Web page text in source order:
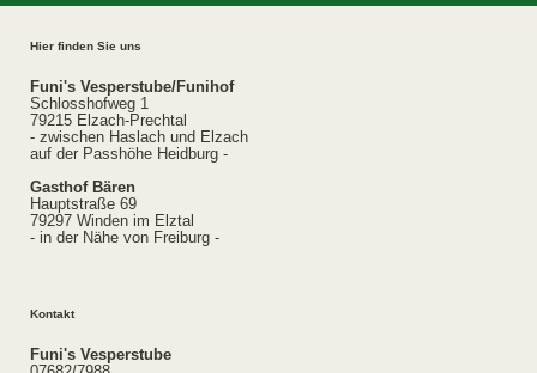
Hier finden Sie uns
Funi's Vesperstube/Funihof
Schlosshofweg 1
79215 Elzach-Prechtal
- zwischen Haslach und Elzach
auf der Passhöhe Heidburg -
Gasthof Bären
Hauptstraße 69
79297 Winden im Elztal
- in der Nähe von Freiburg -
Kontakt
Funi's Vesperstube